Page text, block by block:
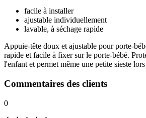
facile à installer
ajustable individuellement
lavable, à séchage rapide
Appuie-tête doux et ajustable pour porte-
rapide et facile à fixer sur le porte-bébé.
l'enfant et permet même une petite sieste
Commentaires des clients
0